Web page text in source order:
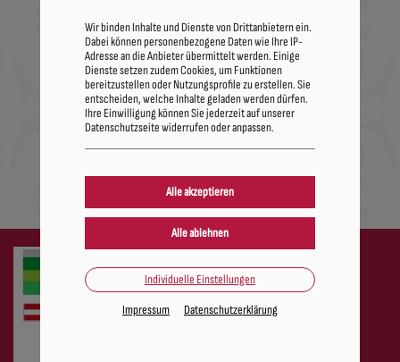
Gesicht
Wir binden Inhalte und Dienste von Drittanbietern ein.
Dabei können personenbezogene Daten wie Ihre IP-
Adresse an die Anbieter übermittelt werden. Einige
Dienste setzen zudem Cookies, um Funktionen
bereitzustellen oder Nutzungsprofile zu erstellen. Sie
entscheiden, welche Inhalte geladen werden dürfen.
Ihre Einwilligung können Sie jederzeit auf unserer
Datenschutzseite widerrufen oder anpassen.
Individuelle Einstellungen
Impressum
Datenschutzerklärung